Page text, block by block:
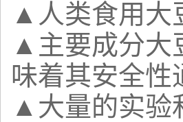
▲人类食用大
▲主要成分大
味着其安全性
▲大量的实验